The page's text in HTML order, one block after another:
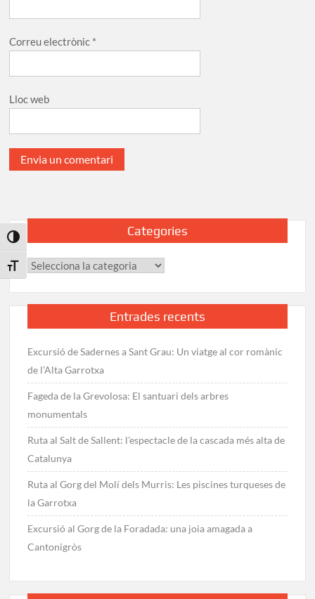
Toggle High Contrast
Toggle Font size
Correu electrònic *
Lloc web
Categories
Categories
Entrades recents
Excursió de Sadernes a Sant Grau: Un viatge al cor romànic
de l’Alta Garrotxa
Fageda de la Grevolosa: El santuari dels arbres
monumentals
Ruta al Salt de Sallent: l’espectacle de la cascada més alta de
Catalunya
Ruta al Gorg del Molí dels Murris: Les piscines turqueses de
la Garrotxa
Excursió al Gorg de la Foradada: una joia amagada a
Cantonigròs